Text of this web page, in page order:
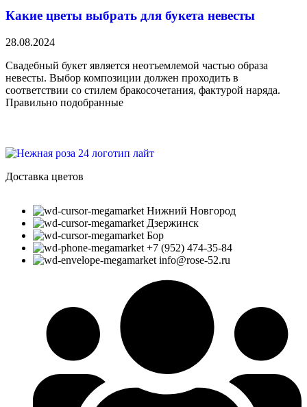
Какие цветы выбрать для букета невесты
28.08.2024
Свадебный букет является неотъемлемой частью образа
невесты. Выбор композиции должен проходить в
соответствии со стилем бракосочетания, фактурой наряда.
Правильно подобранные
Доставка цветов
Нижний Новгород
Дзержинск
Бор
+7 (952) 474-35-84
info@rose-52.ru